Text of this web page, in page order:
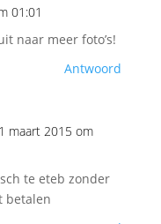
01:01
naar meer foto’s!
Antwoord
maart 2015 om
te eteb zonder
betalen